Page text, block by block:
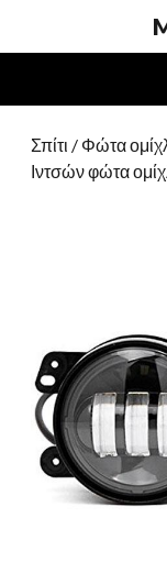
Σπίτι / Φώτα
Ιντσών φώτα